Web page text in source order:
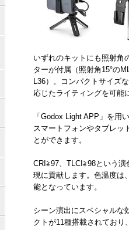
いずれのキットにも照射角
ターが付属（照射角 15°の
L36）。コンパクトサイズ
応じたライティングを可能
「 Godox Light APP 」を用
スマートフォンやタブレッ
とができます。
CRI≧97、 TLCI ≧98という演
現に貢献します。色温度は
能となっています。
シーン演出にスペシャルな
クトが11種搭載されており